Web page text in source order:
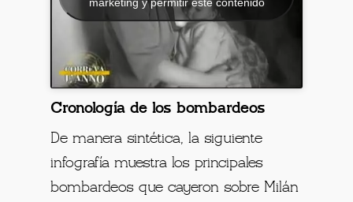
Cronología de los bombardeos
De manera sintética, la siguiente
infografía muestra los principales
bombardeos que cayeron sobre Milán